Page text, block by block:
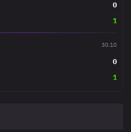
0
1
30.10
0
1